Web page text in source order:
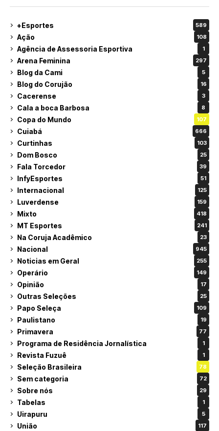
+Esportes 589
Ação 108
Agência de Assessoria Esportiva 1
Arena Feminina 297
Blog da Cami 5
Blog do Corujão 16
Cacerense 3
Cala a boca Barbosa 8
Copa do Mundo 107
Cuiabá 666
Curtinhas 103
Dom Bosco 25
Fala Torcedor 39
InfyEsportes 51
Internacional 125
Luverdense 159
Mixto 418
MT Esportes 241
Na Coruja Acadêmico 23
Nacional 945
Noticias em Geral 255
Operário 149
Opinião 17
Outras Seleções 25
Papo Seleça 109
Paulistano 19
Primavera 77
Programa de Residência Jornalística 1
Revista Fuzuê 1
Seleção Brasileira 78
Sem categoria 72
Sobre nós 29
Tabelas 1
Uirapuru 5
União 117